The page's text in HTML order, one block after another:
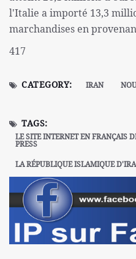
l'Italie a importé 13,3
marchandises en
417
CATEGORY: IRAN
TAGS:
LE SITE INTERNET EN FRANÇAIS
PRESS
LA RÉPUBLIQUE ISLAMIQUE